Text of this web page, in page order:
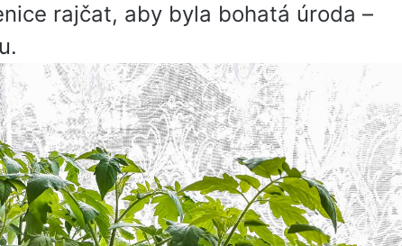
rajčat, aby byla bohatá úroda –